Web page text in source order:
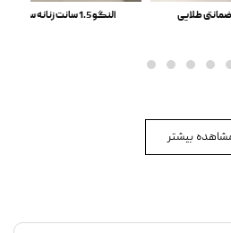
النگو 1.5 سانت زنانه سایز 1 ضمانتی طلایی
بیشتر